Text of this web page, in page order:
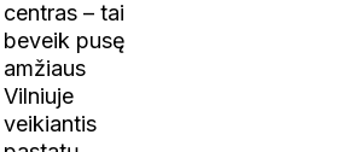
centras – tai
beveik pusę
amžiaus
Vilniuje
veikiantis